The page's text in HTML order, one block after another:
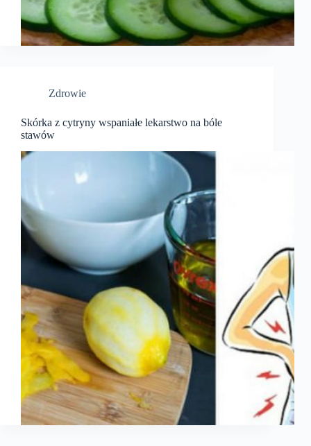
Zdrowie
Skórka z cytryny wspaniałe lekarstwo na bóle
stawów